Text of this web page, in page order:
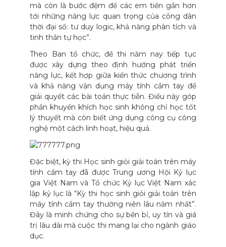
mà còn là bước đệm để các em tiến gần hơn
tới những năng lực quan trọng của công dân
thời đại số: tư duy logic, khả năng phân tích và
tinh thần tự học”.
Theo Ban tổ chức, đề thi năm nay tiếp tục
được xây dựng theo định hướng phát triển
năng lực, kết hợp giữa kiến thức chương trình
và khả năng vận dụng máy tính cầm tay để
giải quyết các bài toán thực tiễn. Điều này góp
phần khuyến khích học sinh không chỉ học tốt
lý thuyết mà còn biết ứng dụng công cụ công
nghệ một cách linh hoạt, hiệu quả.
Đặc biệt, kỳ thi Học sinh giỏi giải toán trên máy
tính cầm tay đã được Trung ương Hội Kỷ lục
gia Việt Nam và Tổ chức Kỷ lục Việt Nam xác
lập kỷ lục là “Kỳ thi học sinh giỏi giải toán trên
máy tính cầm tay thường niên lâu năm nhất”.
Đây là minh chứng cho sự bền bỉ, uy tín và giá
trị lâu dài mà cuộc thi mang lại cho ngành giáo
dục.